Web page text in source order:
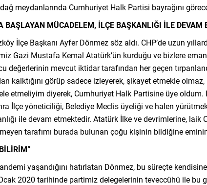
meydanlarında Cumhuriyet Halk Partisi bayrağını
BAŞLAYAN MÜCADELEM, İLÇE BAŞKANLIĞI İLE DEVAM
İlçe Başkanı Ayfer Dönmez söz aldı. CHP’de uzun
Gazi Mustafa Kemal Atatürk’ün kurduğu ve bizlere
değerlerinin mevcut iktidar tarafından her geçen
kalktığını görüp sadece izleyerek, şikayet etmekle
etmeliyim diyerek, Cumhuriyet Halk Partisine üye oldum.
İlçe yöneticiliği, Belediye Meclis üyeliği ve halen
ile devam etmektedir. Atatürk İlke ve devrimlerine, laik
tarafımı burada bulunan çoğu kişinin bildiğine
yaşandığını hatırlatan Dönmez, bu süreçte
2020 tarihinde partimiz delegelerinin teveccühü ile bu